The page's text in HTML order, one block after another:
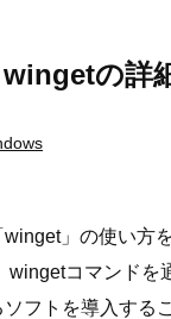
の詳
」の使い方
コマンド
フトを導入する